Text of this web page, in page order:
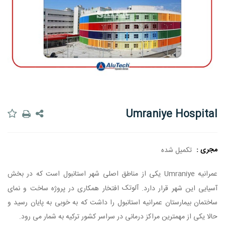
Umraniye Hospital
مجری : تکمیل شده
عمرانیه Umraniye یکی از مناطق اصلی شهر استانبول است که در بخش
آسیایی این شهر قرار دارد.آلوتک افتخار همکاری در پروژه ساخت و نمای
ساختمان بیمارستان عمرانیه استانبول را داشت که به خوبی به پایان رسید و
حالا یکی از مهمترین مراکز درمانی در سراسر کشور ترکیه به شمار می رود.